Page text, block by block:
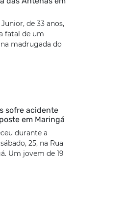
de 33 anos,
fatal de um
madrugada do
sofre acidente
em Maringá
durante a
25, na Rua
Um jovem de 19